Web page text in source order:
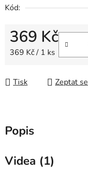
Kód:
369 Kč
Měrná cena:
369 Kč / 1 ks
Tisk Zeptat se
Popis
Videa (1)